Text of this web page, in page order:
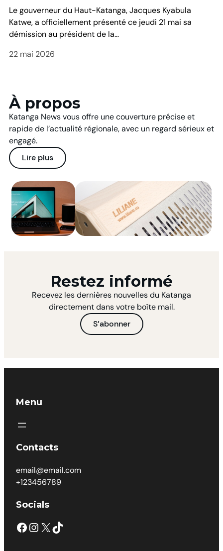
Le gouverneur du Haut-Katanga, Jacques Kyabula
Katwe, a officiellement présenté ce jeudi 21 mai sa
démission au président de la…
22 mai 2026
À propos
Katanga News vous offre une couverture précise et
rapide de l’actualité régionale, avec un regard sérieux et
engagé.
Lire plus
Restez informé
Recevez les dernières nouvelles du Katanga
directement dans votre boîte mail.
S’abonner
Menu
Contacts
email@email.com
+123456789
Socials